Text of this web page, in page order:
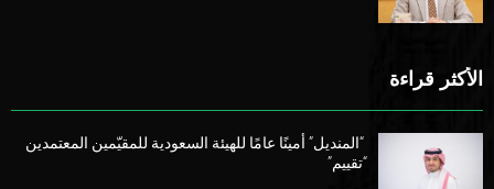
الأكثر قراءة
“المنديل” أمينًا عامًا للهيئة السعودية للمقيّمين المعتمدين
“تقييم”